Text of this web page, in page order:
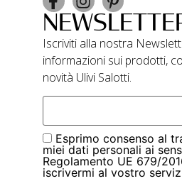
Iscriviti alla nostra
informazioni sui prodotti,
novità Ulivi Salotti.
Esprimo consenso al
miei dati personali ai
Regolamento UE 679/
iscrivermi al vostro